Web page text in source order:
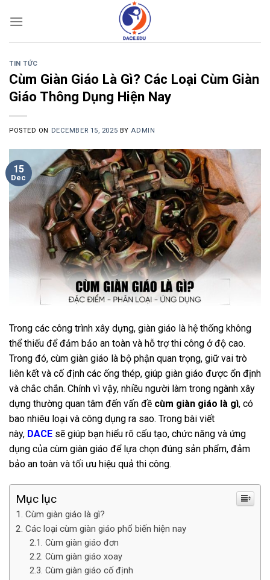
TIN TỨC
Cùm Giàn Giáo Là Gì? Các Loại Cùm Giàn
Giáo Thông Dụng Hiện Nay
POSTED ON DECEMBER 15, 2025 BY ADMIN
15
Dec
Trong các công trình xây dựng, giàn giáo là hệ thống không
thể thiếu để đảm bảo an toàn và hỗ trợ thi công ở độ cao.
Trong đó, cùm giàn giáo là bộ phận quan trọng, giữ vai trò
liên kết và cố định các ống thép, giúp giàn giáo được ổn định
và chắc chắn. Chính vì vậy, nhiều người làm trong ngành xây
dựng thường quan tâm đến vấn đề cùm giàn giáo là gì, có
bao nhiêu loại và công dụng ra sao. Trong bài viết
này, DACE sẽ giúp bạn hiểu rõ cấu tạo, chức năng và ứng
dụng của cùm giàn giáo để lựa chọn đúng sản phẩm, đảm
bảo an toàn và tối ưu hiệu quả thi công.
Mục lục
Cùm giàn giáo là gì?
Các loại cùm giàn giáo phổ biến hiện nay
Cùm giàn giáo đơn
Cùm giàn giáo xoay
Cùm giàn giáo cố định